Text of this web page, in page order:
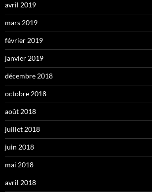
avril 2019
mars 2019
février 2019
janvier 2019
décembre 2018
octobre 2018
août 2018
juillet 2018
juin 2018
mai 2018
avril 2018